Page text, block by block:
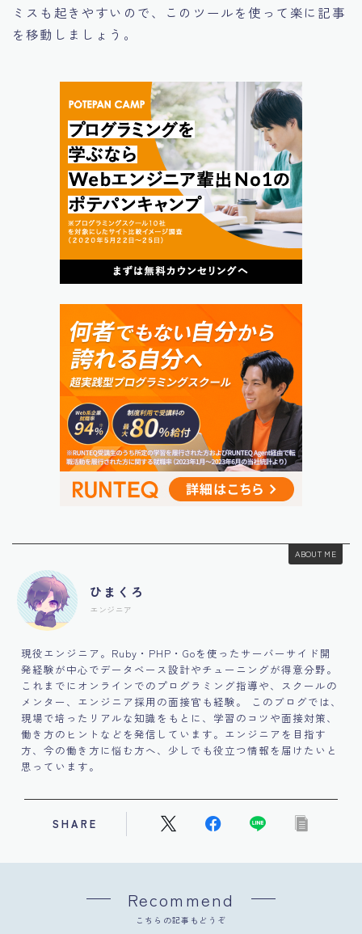
ミスも起きやすいので、このツールを使って楽に記事
を移動しましょう。
ABOUT ME
ひまくろ
エンジニア
現役エンジニア。Ruby・PHP・Goを使ったサーバーサイド開
発経験が中心でデータベース設計やチューニングが得意分野。
これまでにオンラインでのプログラミング指導や、スクールの
メンター、エンジニア採用の面接官も経験。 このブログでは、
現場で培ったリアルな知識をもとに、学習のコツや面接対策、
働き方のヒントなどを発信しています。エンジニアを目指す
方、今の働き方に悩む方へ、少しでも役立つ情報を届けたいと
思っています。
SHARE
Recommend
こちらの記事もどうぞ